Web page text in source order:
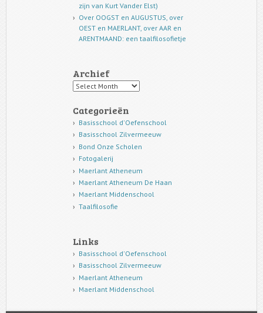
zijn van Kurt Vander Elst)
Over OOGST en AUGUSTUS, over
OEST en MAERLANT, over AAR en
ARENTMAAND: een taalfilosofietje
Archief
Archief
Categorieën
Basisschool d'Oefenschool
Basisschool Zilvermeeuw
Bond Onze Scholen
Fotogalerij
Maerlant Atheneum
Maerlant Atheneum De Haan
Maerlant Middenschool
Taalfilosofie
Links
Basisschool d'Oefenschool
Basisschool Zilvermeeuw
Maerlant Atheneum
Maerlant Middenschool